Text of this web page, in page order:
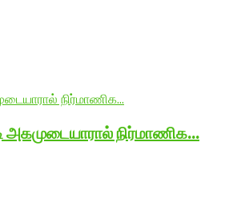
அகமுடையாரால் நிர்மாணிக…